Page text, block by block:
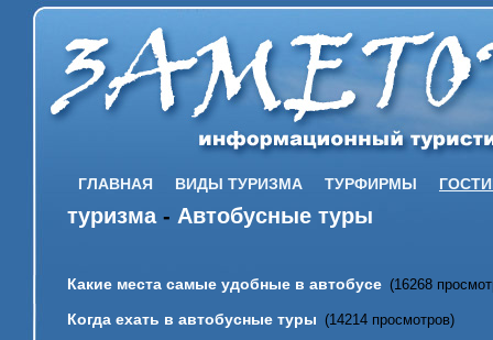
ГЛАВНАЯ ВИДЫ ТУРИЗМА ТУРФИРМЫ
туризма- Автобусные туры
Какие места самые удобные в автобусе (16268
Когда ехать в автобусные туры (14214 просмотров)